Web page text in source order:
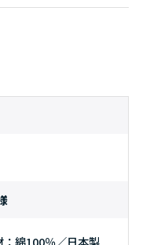
綿100％／日本製